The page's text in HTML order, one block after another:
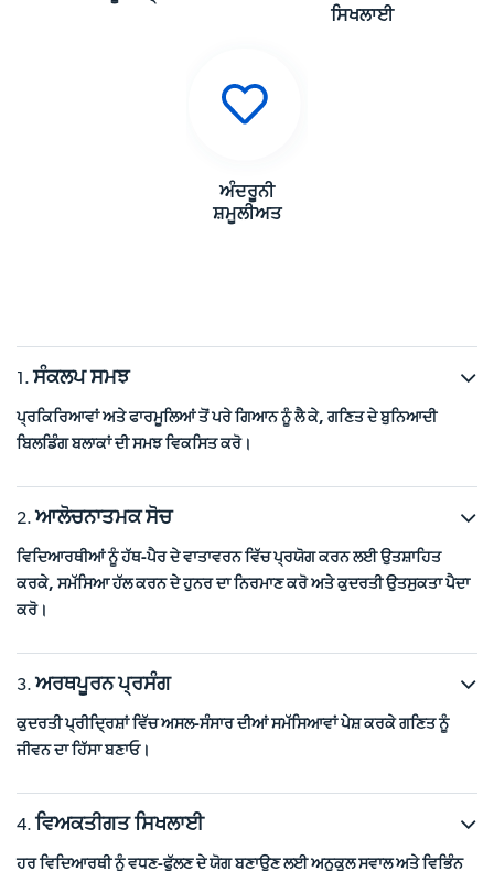
ਸਿਖਲਾਈ
ਅੰਦਰੂਨੀ
ਸ਼ਮੂਲੀਅਤ
ਸੰਕਲਪ ਸਮਝ
ਪ੍ਰਕਿਰਿਆਵਾਂ ਅਤੇ ਫਾਰਮੂਲਿਆਂ ਤੋਂ ਪਰੇ ਗਿਆਨ ਨੂੰ ਲੈ ਕੇ, ਗਣਿਤ ਦੇ ਬੁਨਿਆਦੀ
ਬਿਲਡਿੰਗ ਬਲਾਕਾਂ ਦੀ ਸਮਝ ਵਿਕਸਿਤ ਕਰੋ।
ਆਲੋਚਨਾਤਮਕ ਸੋਚ
ਵਿਦਿਆਰਥੀਆਂ ਨੂੰ ਹੱਥ-ਪੈਰ ਦੇ ਵਾਤਾਵਰਨ ਵਿੱਚ ਪ੍ਰਯੋਗ ਕਰਨ ਲਈ ਉਤਸ਼ਾਹਿਤ
ਕਰਕੇ, ਸਮੱਸਿਆ ਹੱਲ ਕਰਨ ਦੇ ਹੁਨਰ ਦਾ ਨਿਰਮਾਣ ਕਰੋ ਅਤੇ ਕੁਦਰਤੀ ਉਤਸੁਕਤਾ ਪੈਦਾ
ਕਰੋ।
ਅਰਥਪੂਰਨ ਪ੍ਰਸੰਗ
ਕੁਦਰਤੀ ਪ੍ਰੀਦ੍ਰਿਸ਼ਾਂ ਵਿੱਚ ਅਸਲ-ਸੰਸਾਰ ਦੀਆਂ ਸਮੱਸਿਆਵਾਂ ਪੇਸ਼ ਕਰਕੇ ਗਣਿਤ ਨੂੰ
ਜੀਵਨ ਦਾ ਹਿੱਸਾ ਬਣਾਓ।
ਵਿਅਕਤੀਗਤ ਸਿਖਲਾਈ
ਹਰ ਵਿਦਿਆਰਥੀ ਨੂੰ ਵਧਣ-ਫੁੱਲਣ ਦੇ ਯੋਗ ਬਣਾਉਣ ਲਈ ਅਨੁਕੂਲ ਸਵਾਲ ਅਤੇ ਵਿਭਿੰਨ